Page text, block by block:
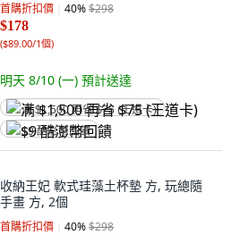
首購折扣價 40%$298
$178
($89.00/1個)
明天 8/10 (一) 預計送達
满 $1,500 再省 $75 (王道卡)
$9 酷澎幣回饋
收納王妃 軟式珪藻土杯墊 方, 玩總隨
手畫 方, 2個
首購折扣價 40%$298